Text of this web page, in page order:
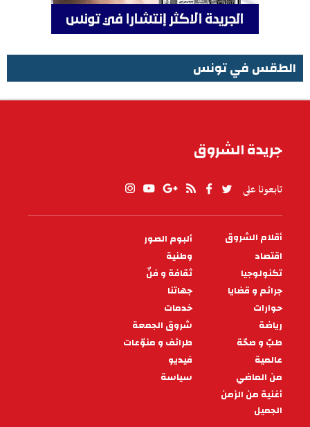
الطقس في تونس
جريدة الشروق
تابعونا على
PIED
DE
PAGE
أقلام الشروق
ألبوم الصور
اقتصاد
وطنية
تكنولوجيا
ثقافة و فنّ
جرائم و قضايا
جهاتنا
حوارات
خدمات
رياضة
شروق الجمعة
طبّ و صحّة
طرائف و منوّعات
عالمية
فيديو
من الماضي
سياسة
أغنية من الزمن
الجميل